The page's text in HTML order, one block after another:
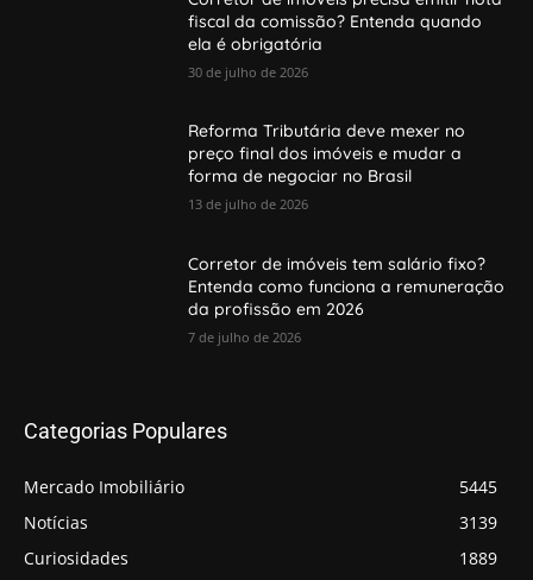
fiscal da comissão? Entenda quando
ela é obrigatória
30 de julho de 2026
Reforma Tributária deve mexer no
preço final dos imóveis e mudar a
forma de negociar no Brasil
13 de julho de 2026
Corretor de imóveis tem salário fixo?
Entenda como funciona a remuneração
da profissão em 2026
7 de julho de 2026
Categorias Populares
Mercado Imobiliário
5445
Notícias
3139
Curiosidades
1889